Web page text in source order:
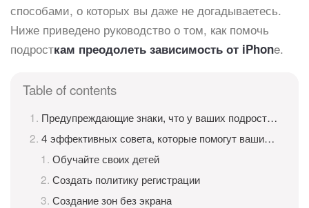
способами, о которых вы даже не догадываетесь.
Ниже приведено руководство о том, как помочь
подросткам преодолеть зависимость от iPhone.
Table of contents
Предупреждающие знаки, что у ваших подростков есть зависимость от телефона
4 эффективных совета, которые помогут вашим подросткам преодолеть зависимость от iPhone
Обучайте своих детей
Создать политику регистрации
Создание зон без экрана